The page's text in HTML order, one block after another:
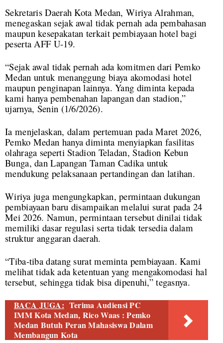
Sekretaris Daerah Kota Medan, Wiriya Alrahman,
menegaskan sejak awal tidak pernah ada pembahasan
maupun kesepakatan terkait pembiayaan hotel bagi
peserta AFF U-19.
“Sejak awal tidak pernah ada komitmen dari Pemko
Medan untuk menanggung biaya akomodasi hotel
maupun penginapan lainnya. Yang diminta kepada
kami hanya pembenahan lapangan dan stadion,”
ujarnya, Senin (1/6/2026).
Ia menjelaskan, dalam pertemuan pada Maret 2026,
Pemko Medan hanya diminta menyiapkan fasilitas
olahraga seperti Stadion Teladan, Stadion Kebun
Bunga, dan Lapangan Taman Cadika untuk
mendukung pelaksanaan pertandingan dan latihan.
Wiriya juga mengungkapkan, permintaan dukungan
pembiayaan baru disampaikan melalui surat pada 24
Mei 2026. Namun, permintaan tersebut dinilai tidak
memiliki dasar regulasi serta tidak tersedia dalam
struktur anggaran daerah.
“Tiba-tiba datang surat meminta pembiayaan. Kami
melihat tidak ada ketentuan yang mengakomodasi hal
tersebut, sehingga tidak bisa dipenuhi,” tegasnya.
BACA JUGA: Terima Audiensi PC
IMM Kota Medan, Rico Waas : Pemko
Medan Butuh Peran Mahasiswa Dalam
Membangun Kota